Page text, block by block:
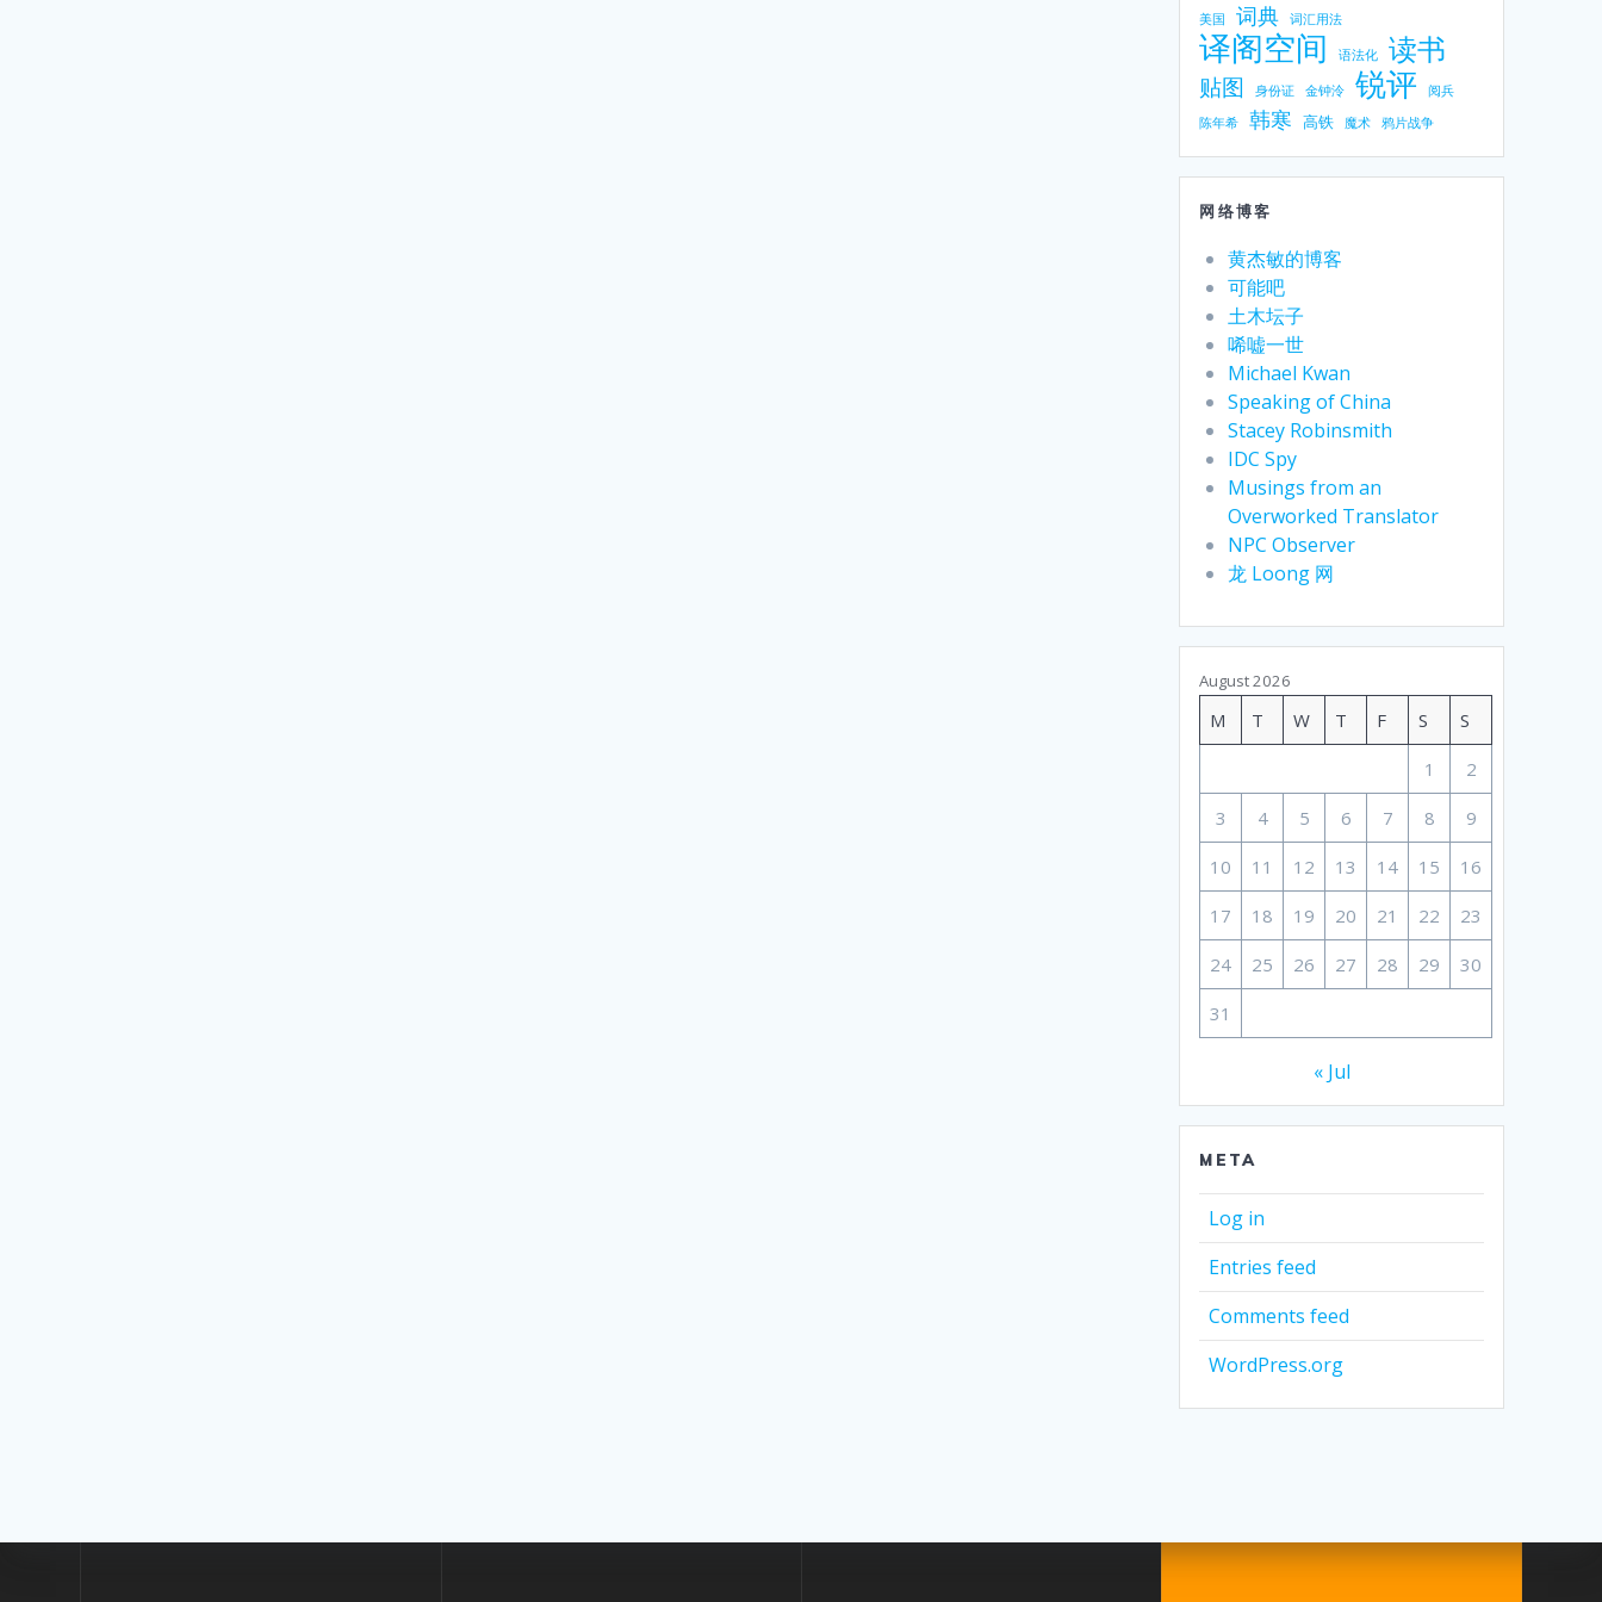
美国 词典 词汇用法
译阁空间 语法化 读书
贴图 身份证 金钟泠 锐评
阅兵
陈年希
韩寒 高铁 魔术 鸦片战争
网络博客
黄杰敏的博客
可能吧
土木坛子
唏嘘一世
Michael Kwan
Speaking of China
Stacey Robinsmith
IDC Spy
Musings from an
Overworked Translator
NPC Observer
龙 Loong 网
August 2026
M T W T F S S
1 2
3 4 5 6 7 8 9
10 11 12 13 14 15 16
17 18 19 20 21 22 23
24 25 26 27 28 29 30
31
« Jul
META
Log in
Entries feed
Comments feed
WordPress.org